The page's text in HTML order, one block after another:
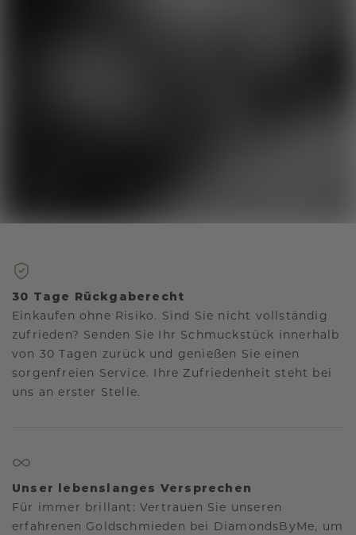
30 Tage Rückgaberecht
Einkaufen ohne Risiko. Sind Sie nicht vollständig
zufrieden? Senden Sie Ihr Schmuckstück innerhalb
von 30 Tagen zurück und genießen Sie einen
sorgenfreien Service. Ihre Zufriedenheit steht bei
uns an erster Stelle.
Unser lebenslanges Versprechen
Für immer brillant: Vertrauen Sie unseren
erfahrenen Goldschmieden bei DiamondsByMe, um